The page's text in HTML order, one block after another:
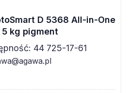
D 5368 All-in-One
kg pigment
44 725-17-61